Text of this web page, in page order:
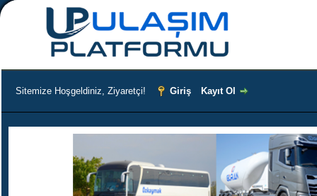
Sitemize Hoşgeldiniz, Ziyaretçi! Giriş Kayıt Ol